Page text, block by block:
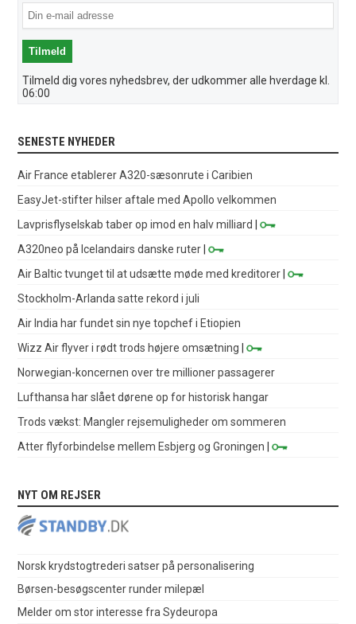
Tilmeld dig vores nyhedsbrev, der udkommer alle hverdage kl.
06:00
SENESTE NYHEDER
Air France etablerer A320-sæsonrute i Caribien
EasyJet-stifter hilser aftale med Apollo velkommen
Lavprisflyselskab taber op imod en halv milliard
|
A320neo på Icelandairs danske ruter |
Air Baltic tvunget til at udsætte møde med kreditorer |
Stockholm-Arlanda satte rekord i juli
Air India har fundet sin nye topchef i Etiopien
Wizz Air flyver i rødt trods højere omsætning |
Norwegian-koncernen over tre millioner passagerer
Lufthansa har slået dørene op for historisk hangar
Trods vækst: Mangler rejsemuligheder om sommeren
Atter flyforbindelse mellem Esbjerg og Groningen |
NYT OM REJSER
Norsk krydstogtrederi satser på personalisering
Børsen-besøgscenter runder milepæl
Melder om stor interesse fra Sydeuropa